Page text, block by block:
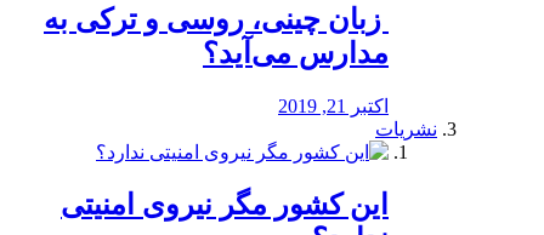
️ زبان چینی، روسی و ترکی به
مدارس می‌آید؟
اکتبر 21, 2019
نشریات
این کشور مگر نیروی امنیتی